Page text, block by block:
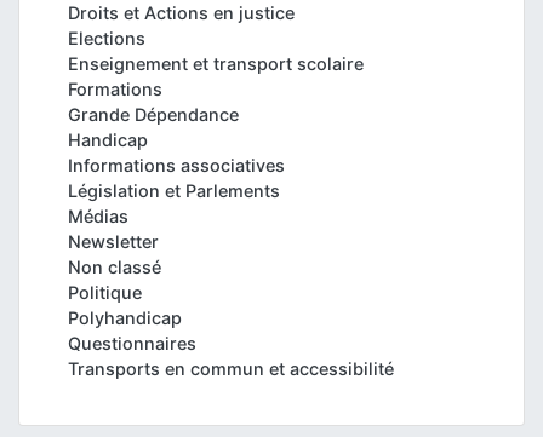
Droits et Actions en justice
Elections
Enseignement et transport scolaire
Formations
Grande Dépendance
Handicap
Informations associatives
Législation et Parlements
Médias
Newsletter
Non classé
Politique
Polyhandicap
Questionnaires
Transports en commun et accessibilité